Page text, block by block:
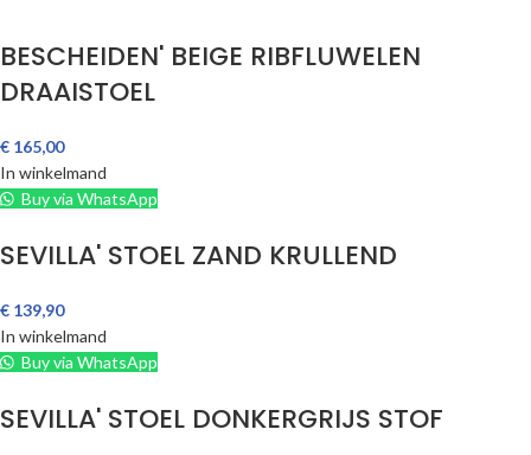
BESCHEIDEN' BEIGE RIBFLUWELEN
DRAAISTOEL
€ 165,00
In winkelmand
Buy via WhatsApp
SEVILLA' STOEL ZAND KRULLEND
€ 139,90
In winkelmand
Buy via WhatsApp
SEVILLA' STOEL DONKERGRIJS STOF